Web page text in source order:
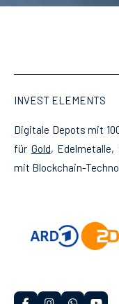
INVEST ELEMENTS
Digitale Depots mit
für Gold, Edelmetalle,
mit Blockchain-